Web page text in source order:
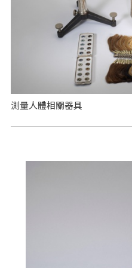
測量人體相關器具